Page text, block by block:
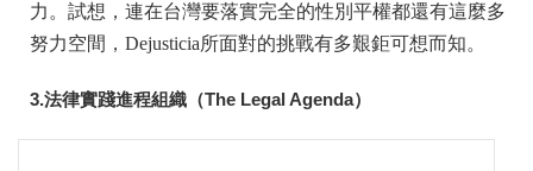
力。試想，連在台灣要落實完全的性別平權都還有這麼多
努力空間，Dejusticia所面對的挑戰有多艱鉅可想而知。
3.法律實踐進程組織（The Legal Agenda）